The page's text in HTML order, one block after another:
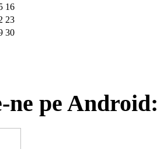
16
23
30
ne pe Android: